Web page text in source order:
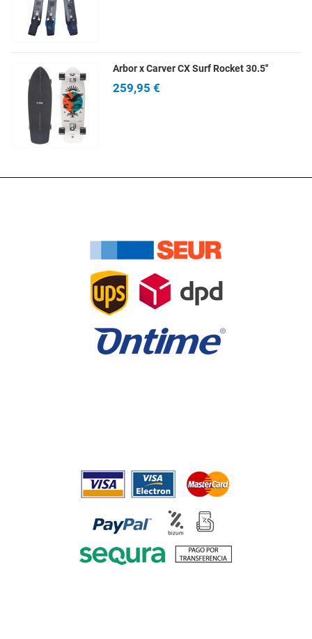
Arbor x Carver CX Surf Rocket 30.5''
259,95 €